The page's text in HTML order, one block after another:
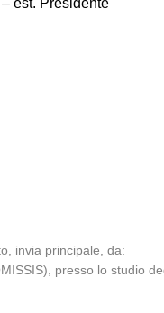
est. Presidente
invia principale, da:
presso lo studio